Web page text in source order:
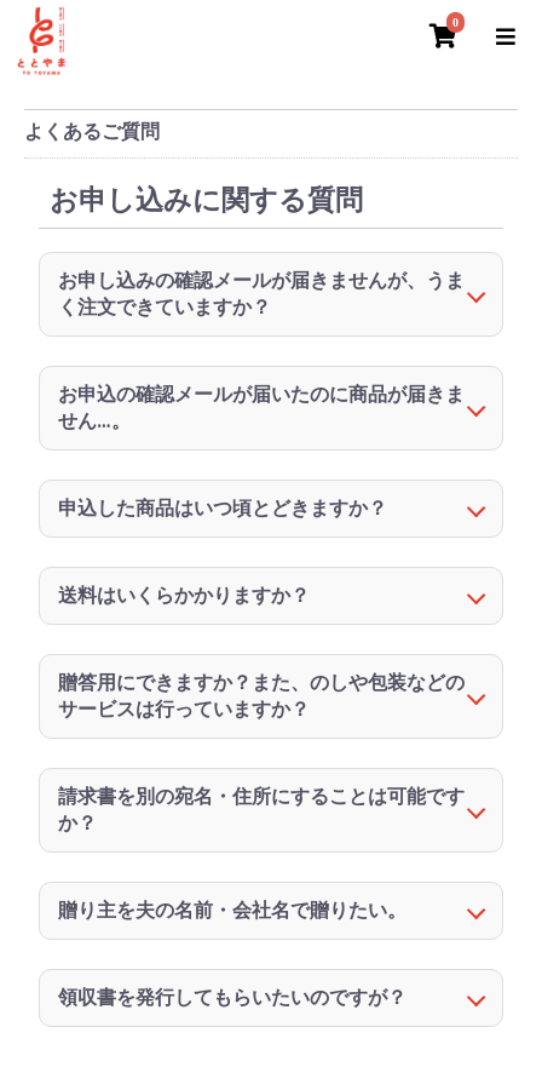
0
よくあるご質問
お申し込みに関する質問
お申し込みの確認メールが届きませんが、うま
く注文できていますか？
お申込の確認メールが届いたのに商品が届きま
せん…。
申込した商品はいつ頃とどきますか？
送料はいくらかかりますか？
贈答用にできますか？また、のしや包装などの
サービスは行っていますか？
請求書を別の宛名・住所にすることは可能です
か？
贈り主を夫の名前・会社名で贈りたい。
領収書を発行してもらいたいのですが？